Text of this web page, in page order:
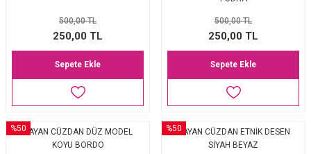
EŞARP 2025-2026 SONBAHAR KIŞ
JAKAR ŞAL
500,00 TL
250,00 TL
Sepete Ekle
500,00 TL
250,00 TL
Sepete Ekle
%50BAYAN CÜZDAN DÜZ MODEL
KOYU BORDO
%50BAYAN CÜZDAN ETNİK DESEN
SİYAH BEYAZ